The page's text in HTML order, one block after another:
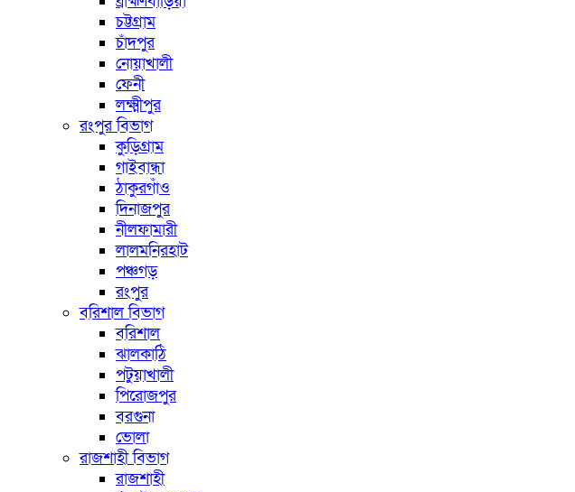
চট্টগ্রাম
চাঁদপুর
নোয়াখালী
ফেনী
লক্ষ্মীপুর
রংপুর বিভাগ
কুড়িগ্রাম
গাইবান্ধা
ঠাকুরগাঁও
দিনাজপুর
নীলফামারী
লালমনিরহাট
পঞ্চগড়
রংপুর
বরিশাল বিভাগ
বরিশাল
ঝালকাঠি
পটুয়াখালী
পিরোজপুর
বরগুনা
ভোলা
রাজশাহী বিভাগ
রাজশাহী